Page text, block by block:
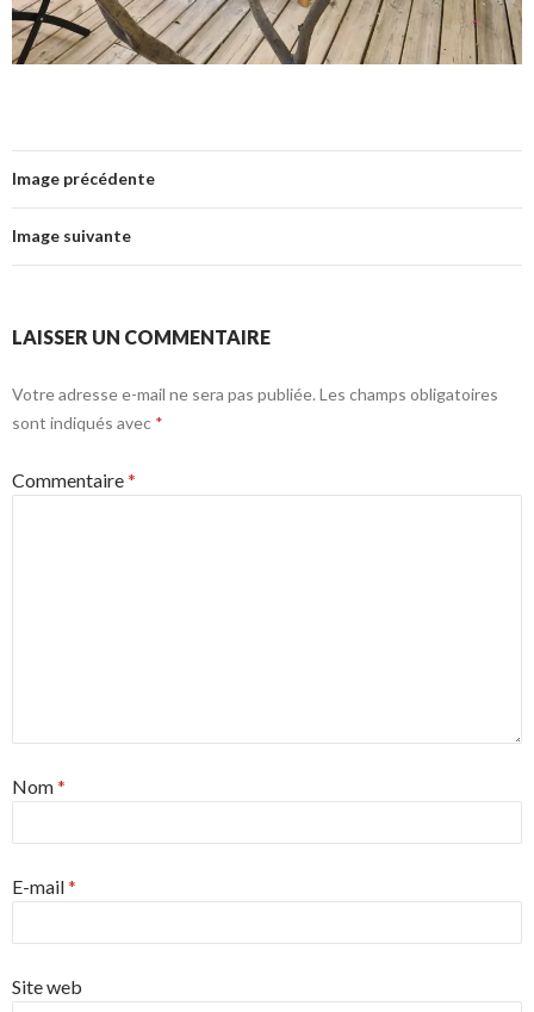
Image précédente
Image suivante
LAISSER UN COMMENTAIRE
Votre adresse e-mail ne sera pas publiée. Les champs obligatoires
sont indiqués avec *
Commentaire*
Nom*
E-mail*
Site web